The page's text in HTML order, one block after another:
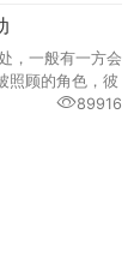
，一般有一方会
照顾的角色，彼
89916